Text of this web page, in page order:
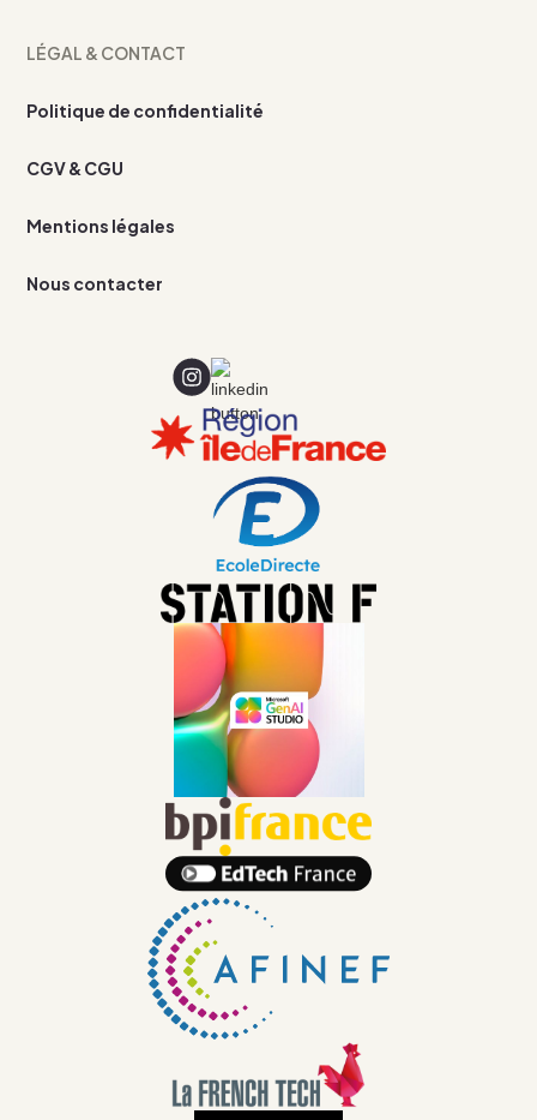
LÉGAL & CONTACT
Politique de confidentialité
CGV & CGU
Mentions légales
Nous contacter